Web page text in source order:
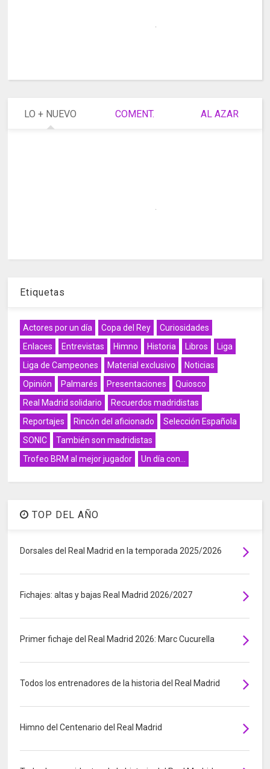
LO + NUEVO COMENT. AL AZAR
Etiquetas
Actores por un día Copa del Rey
Curiosidades
Enlaces
Entrevistas Himno Historia Libros
Liga
Liga de Campeones
Material exclusivo
Noticias
Opinión
Palmarés Presentaciones
Quiosco
Real Madrid solidario
Recuerdos madridistas
Reportajes
Rincón del aficionado
Selección Española
SONIC
También son madridistas
Trofeo BRM al mejor jugador
Un día con...
TOP DEL AÑO
Dorsales del Real Madrid en la temporada 2025/2026
Fichajes: altas y bajas Real Madrid 2026/2027
Primer fichaje del Real Madrid 2026: Marc Cucurella
Todos los entrenadores de la historia del Real Madrid
Himno del Centenario del Real Madrid